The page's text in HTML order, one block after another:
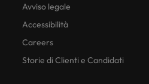
Avviso legale
Accessibilità
Careers
Storie di Clienti e Candidati